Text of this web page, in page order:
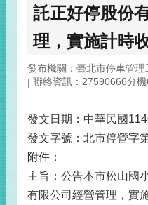
託正好停股份
理，實施計時收
發布機關：臺北市停車管
聯絡資訊：27590666分
發文日期：中華民國
發文字號：北市停營字
附件：
主旨：公告本市松山國
有限公司經營管理，實